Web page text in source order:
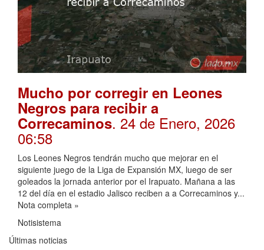
Mucho por corregir en Leones
Negros para recibir a
Correcaminos. 24 de Enero, 2026
06:58
Los Leones Negros tendrán mucho que mejorar en el
siguiente juego de la Liga de Expansión MX, luego de ser
goleados la jornada anterior por el Irapuato. Mañana a las
12 del día en el estadio Jalisco reciben a a Correcaminos y...
Nota completa »
Notisistema
Últimas noticias